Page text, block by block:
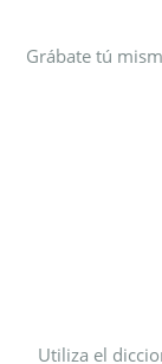
Grábate tú
Utiliza el